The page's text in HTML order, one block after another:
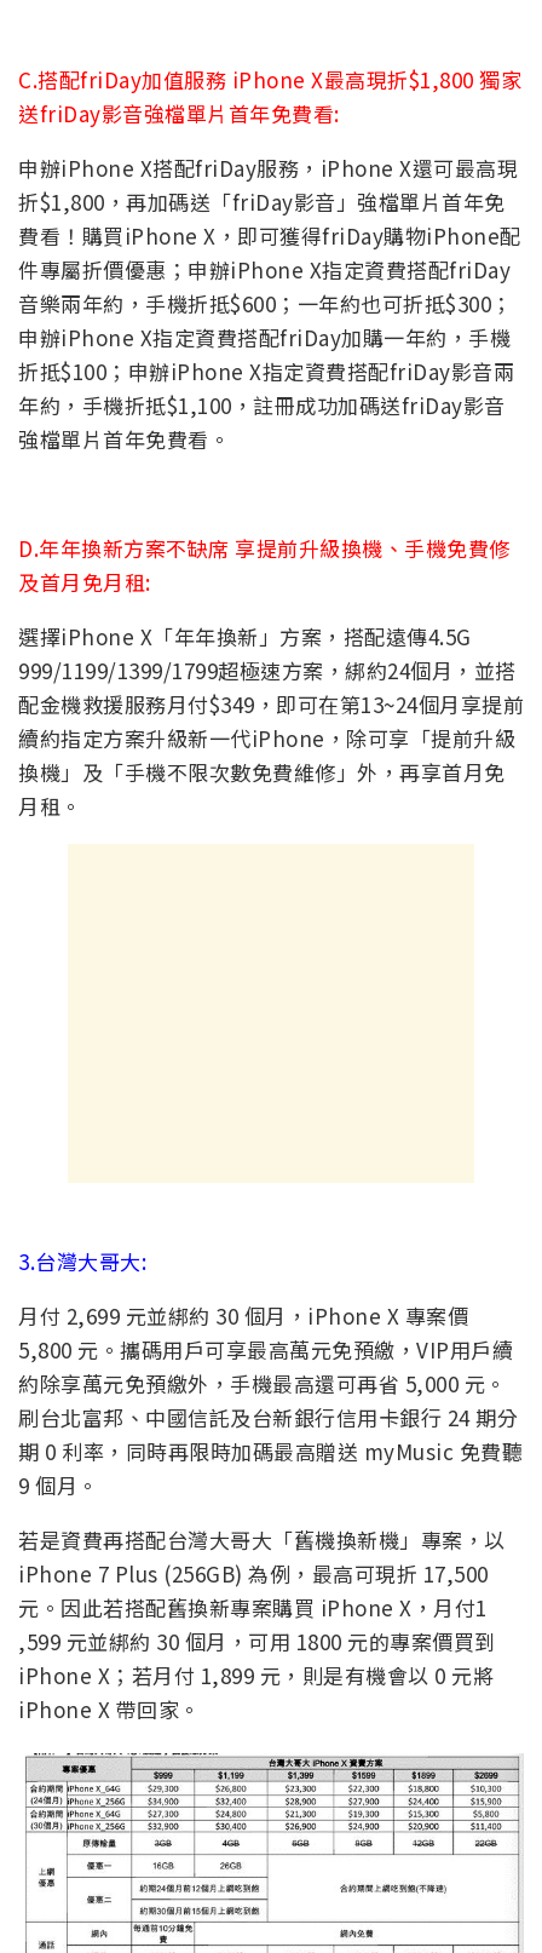
C.搭配friDay加值服務 iPhone X最高現折$1,800 獨家
送friDay影音強檔單片首年免費看:
申辦iPhone X搭配friDay服務，iPhone X還可最高現
折$1,800，再加碼送「friDay影音」強檔單片首年免
費看！購買iPhone X，即可獲得friDay購物iPhone配
件專屬折價優惠；申辦iPhone X指定資費搭配friDay
音樂兩年約，手機折抵$600；一年約也可折抵$300；
申辦iPhone X指定資費搭配friDay加購一年約，手機
折抵$100；申辦iPhone X指定資費搭配friDay影音兩
年約，手機折抵$1,100，註冊成功加碼送friDay影音
強檔單片首年免費看。
D.年年換新方案不缺席 享提前升級換機、手機免費修
及首月免月租:
選擇iPhone X「年年換新」方案，搭配遠傳4.5G
999/1199/1399/1799超極速方案，綁約24個月，並搭
配金機救援服務月付$349，即可在第13~24個月享提前
續約指定方案升級新一代iPhone，除可享「提前升級
換機」及「手機不限次數免費維修」外，再享首月免
月租。
3.台灣大哥大:
月付 2,699 元並綁約 30 個月，iPhone X 專案價
5,800 元。攜碼用戶可享最高萬元免預繳，VIP用戶續
約除享萬元免預繳外，手機最高還可再省 5,000 元。
刷台北富邦、中國信託及台新銀行信用卡銀行 24 期分
期 0 利率，同時再限時加碼最高贈送 myMusic 免費聽
9 個月。
若是資費再搭配台灣大哥大「舊機換新機」專案，以
iPhone 7 Plus (256GB) 為例，最高可現折 17,500
元。因此若搭配舊換新專案購買 iPhone X，月付1
,599 元並綁約 30 個月，可用 1800 元的專案價買到
iPhone X；若月付 1,899 元，則是有機會以 0 元將
iPhone X 帶回家。